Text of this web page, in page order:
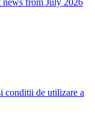
conditii de utilizare a